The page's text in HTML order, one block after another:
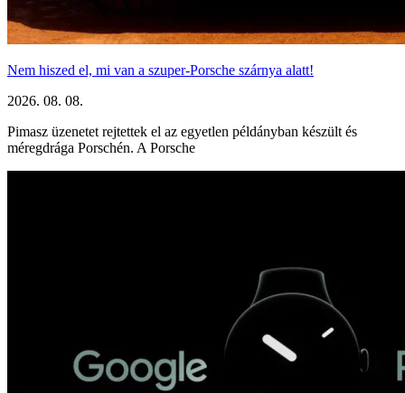
Nem hiszed el, mi van a szuper-Porsche szárnya alatt!
2026. 08. 08.
Pimasz üzenetet rejtettek el az egyetlen példányban készült és
méregdrága Porschén. A Porsche